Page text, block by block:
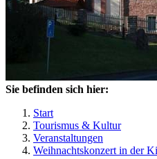
Sie befinden sich hier:
Start
Tourismus & Kultur
Veranstaltungen
Weihnachtskonzert in der